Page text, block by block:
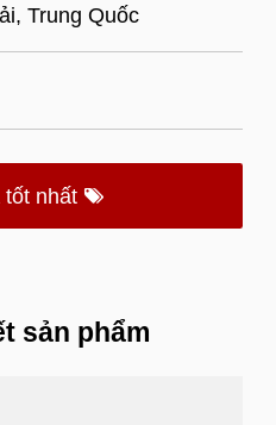
Trung Quốc
tốt nhất
sản phẩm